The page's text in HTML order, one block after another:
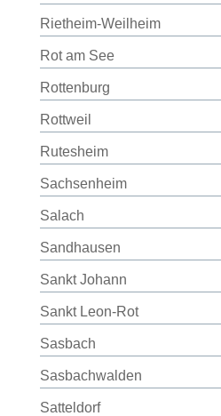
Rietheim-Weilheim
Rot am See
Rottenburg
Rottweil
Rutesheim
Sachsenheim
Salach
Sandhausen
Sankt Johann
Sankt Leon-Rot
Sasbach
Sasbachwalden
Satteldorf